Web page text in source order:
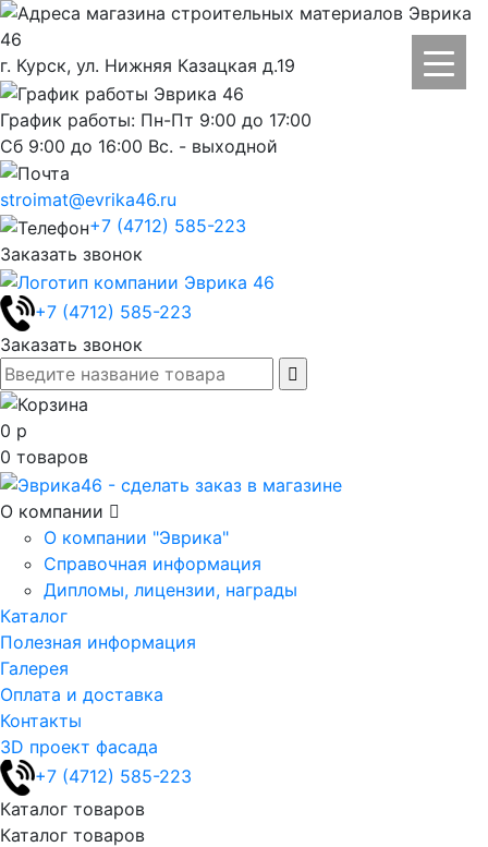
г. Курск, ул. Нижняя Казацкая д.19
График работы: Пн-Пт 9:00 до 17:00
Сб 9:00 до 16:00 Вс. - выходной
stroimat@evrika46.ru
+7 (4712) 585-223
Заказать звонок
+7 (4712) 585-223
Заказать звонок
0 р
0 товаров
О компании
О компании "Эврика"
Справочная информация
Дипломы, лицензии, награды
Каталог
Полезная информация
Галерея
Оплата и доставка
Контакты
3D проект фасада
+7 (4712) 585-223
Каталог товаров
Каталог товаров